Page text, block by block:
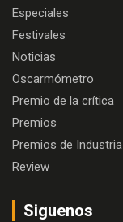
Especiales
Festivales
Noticias
Oscarmómetro
Premio de la crítica
Premios
Premios de Industria
Review
Siguenos